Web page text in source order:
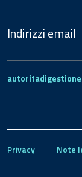
Indirizzi email
Privacy Note